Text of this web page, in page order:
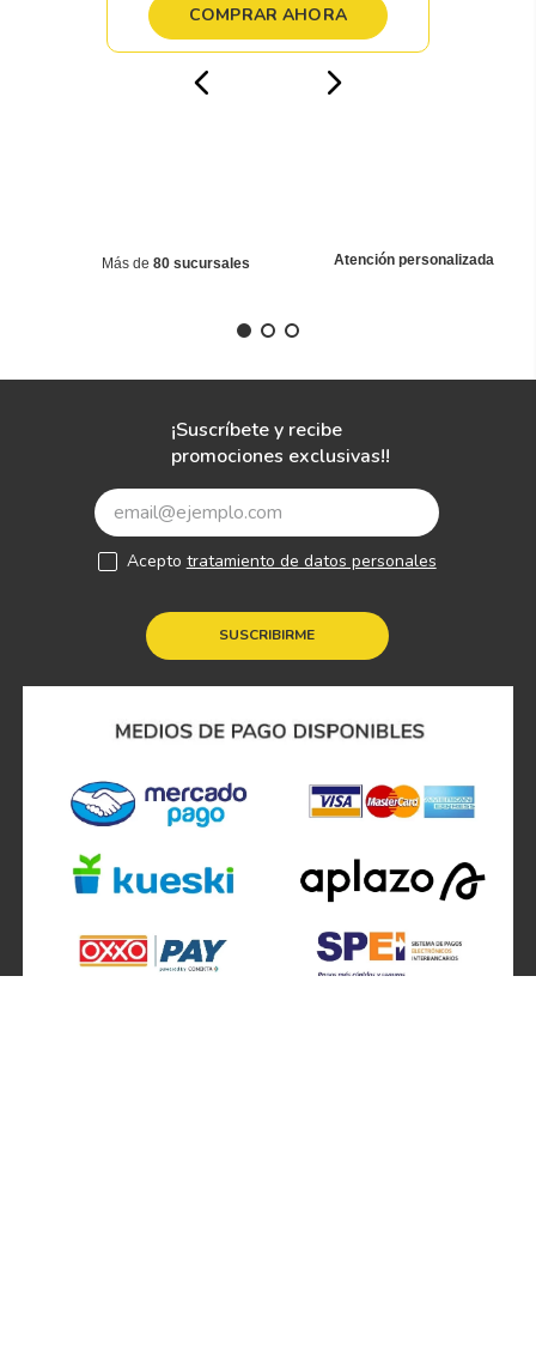
COMPRAR AHORA
Más de 80 sucursales Atención personalizada
¡Suscríbete y recibe
promociones exclusivas!!
SUSCRIBIRME
Acepto tratamiento de datos personales